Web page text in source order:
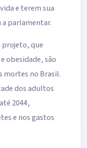
e terem sua
parlamentar.
que
obesidade, são
mortes no Brasil.
dos adultos
2044,
e nos gastos